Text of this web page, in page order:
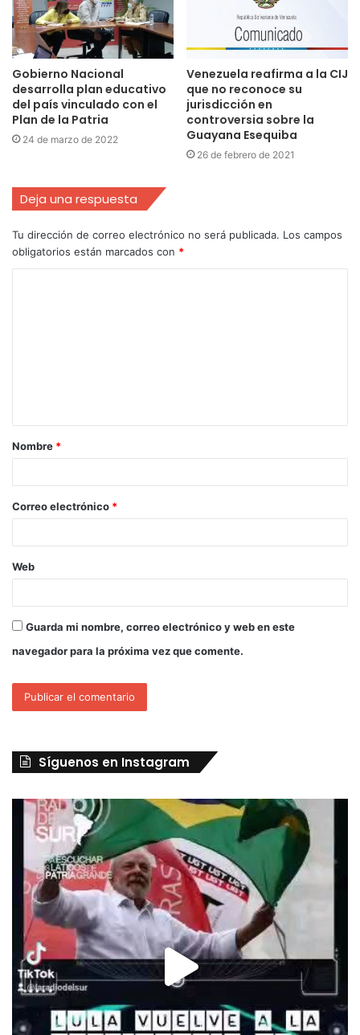
Gobierno Nacional
desarrolla plan educativo
del país vinculado con el
Plan de la Patria
24 de marzo de 2022
Venezuela reafirma a la CIJ
que no reconoce su
jurisdicción en
controversia sobre la
Guayana Esequiba
26 de febrero de 2021
Deja una respuesta
Tu dirección de correo electrónico no será publicada. Los campos
obligatorios están marcados con *
Nombre *
Correo electrónico *
Web
Guarda mi nombre, correo electrónico y web en este
navegador para la próxima vez que comente.
Síguenos en Instagram